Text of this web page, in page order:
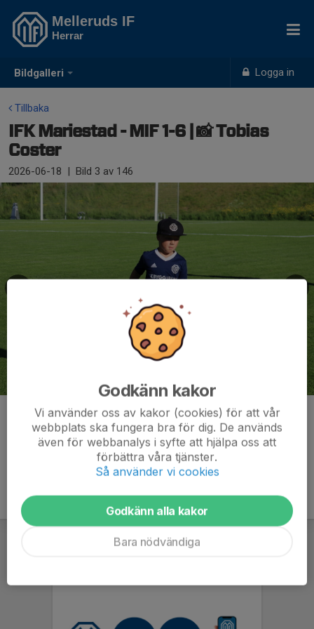
Bildgalleri Logga in
Melleruds IF
Herrar
Tillbaka
IFK Mariestad - MIF 1-6 | 📸 Tobias
Coster
2026-06-18 | Bild 3 av 146
Kommentarer
Godkänn kakor
Vi använder oss av kakor (cookies) för att vår
webbplats ska fungera bra för dig. De används
även för webbanalys i syfte att hjälpa oss att
förbättra våra tjänster.
Så använder vi cookies
Godkänn alla kakor
Bara nödvändiga